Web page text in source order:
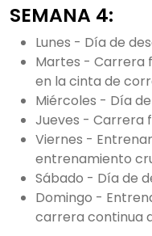
SEMANA 4:
Lunes - Día de
Martes - Carrera
en la cinta de
Miércoles - Día
Jueves - Carrera
Viernes -
entrenamiento
Sábado - Día de
Domingo -
carrera continua